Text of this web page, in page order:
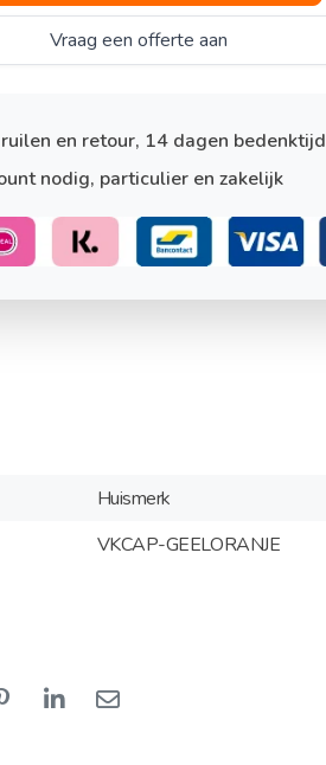
Vraag een offerte aan
en retour, 14 dagen bedenktijd
nodig, particulier en zakelijk
Huismerk
VKCAP-GEELORANJE